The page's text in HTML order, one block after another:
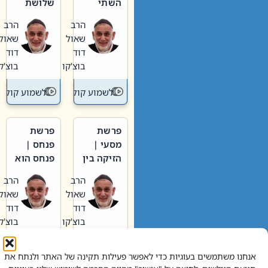
אנחנו משתמשים בעוגיות כדי לאפשר פעילות תקינה של האתר ולנתח את
וערב של
חיינו
הרב
שאול
דוד
בוצ'קו
לשמוע קול תורה – מדרש
האבות
הרב
שאול
דוד
בוצ'קו
לשמוע קול
פרשת
מסעי |
הזיקה בין
הגדול לעם הרב
שאול
דוד
בוצ'קו
לשמוע קול תורה – מדרש
פרשת
פנחס |
פנחס הוא
אליהו: בין
קנאות
הורסת
לקנאות
בונה
הרב
שאול
דוד
בוצ'קו
לשמוע קול